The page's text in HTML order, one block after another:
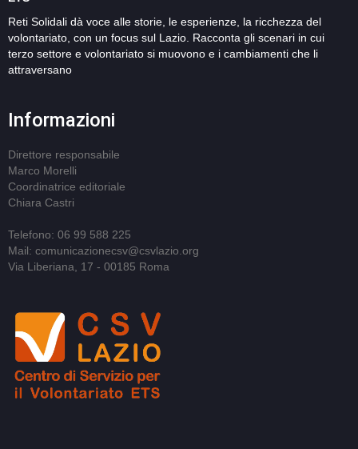
Reti Solidali dà voce alle storie, le esperienze, la ricchezza del
volontariato, con un focus sul Lazio. Racconta gli scenari in cui
terzo settore e volontariato si muovono e i cambiamenti che li
attraversano
Informazioni
Direttore responsabile
Marco Morelli
Coordinatrice editoriale
Chiara Castri
Telefono: 06 99 588 225
Mail: comunicazionecsv@csvlazio.org
Via Liberiana, 17 - 00185 Roma